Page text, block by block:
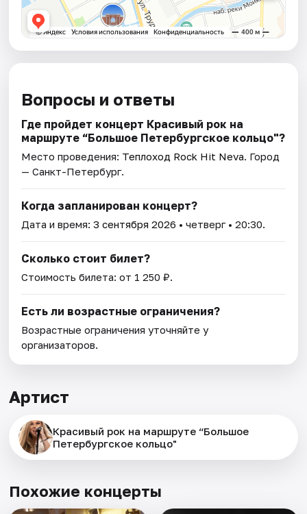
Вопросы и ответы
Где пройдет концерт Красивый рок на
маршруте “Большое Петербургское кольцо"?
Место проведения: Теплоход Rock Hit Neva. Город
— Санкт-Петербург.
Когда запланирован концерт?
Дата и время:3 сентября 2026 • четверг • 20:30.
Сколько стоит билет?
Стоимость билета: от 1 250 ₽.
Есть ли возрастные ограничения?
Возрастные ограничения уточняйте у
организаторов.
Артист
Красивый рок на маршруте “Большое
Петербургское кольцо"
Похожие концерты